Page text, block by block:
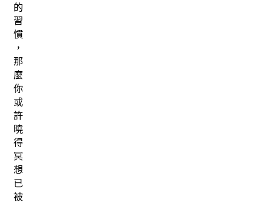
的
習
慣
，
那
麼
你
或
許
曉
得
冥
想
已
被